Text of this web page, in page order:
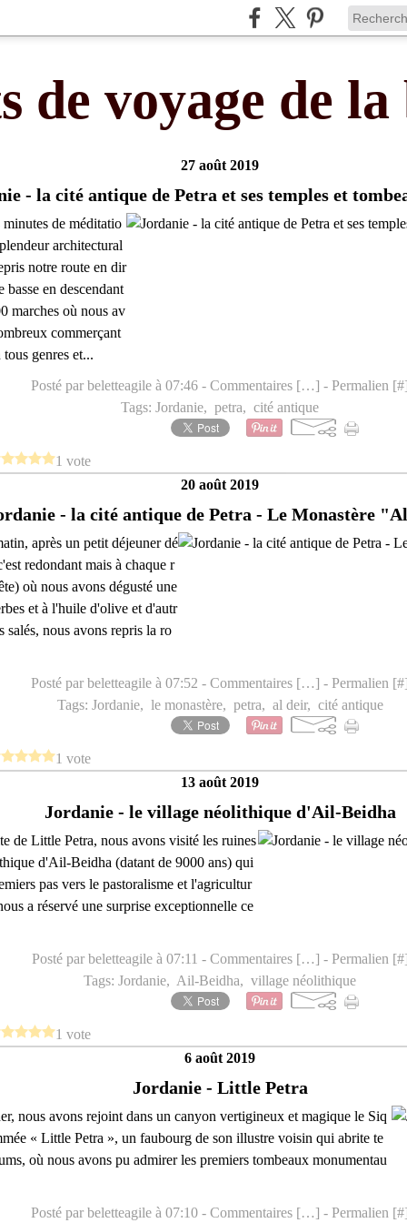
de voyage de
27 août 2019
- la cité antique de Petra et ses temples et
de méditatio
architectural
notre route en dir
en descendant
marches où nous av
commerçant
genres et...
Posté par beletteagile à 07:46 - Commentaires […] - Permalien [#
Tags: Jordanie, petra, cité antique
1 vote
20 août 2019
- la cité antique de Petra - Le Monastère
après un petit déjeuner dé
redondant mais à chaque r
où nous avons dégusté une
et à l'huile d'olive et d'autr
salés, nous avons repris la ro
Posté par beletteagile à 07:52 - Commentaires […] - Permalien [#
Tags: Jordanie, le monastère, petra, al deir, cité antique
1 vote
13 août 2019
Jordanie - le village néolithique d'Ail-Beidha
de Little Petra, nous avons visité les ruines
d'Ail-Beidha (datant de 9000 ans) qui
pas vers le pastoralisme et l'agricultur
a réservé une surprise exceptionnelle ce
Posté par beletteagile à 07:11 - Commentaires […] - Permalien [#
Tags: Jordanie, Ail-Beidha, village néolithique
1 vote
6 août 2019
Jordanie - Little Petra
nous avons rejoint dans un canyon vertigineux et magique le Siq
« Little Petra », un faubourg de son illustre voisin qui abrite te
où nous avons pu admirer les premiers tombeaux monumentau
Posté par beletteagile à 07:10 - Commentaires […] - Permalien [#